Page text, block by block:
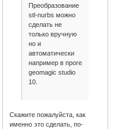
Преобразование
stl-nurbs можно
сделать не
только вручную
но и
автоматически
например в проге
geomagic studio
10.
Скажите пожалуйста, как
именно это сделать, по-